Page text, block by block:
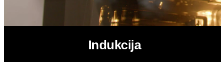
Indukcija